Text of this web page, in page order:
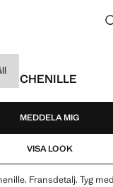
I CHENILLE
[299 kr ]
MEDDELA MIG
VISA LOOK
Fransdetalj. Tyg